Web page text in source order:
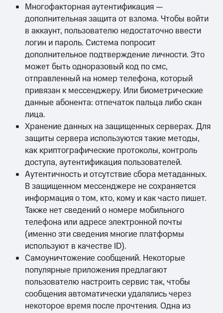
Многофакторная аутентификация —
дополнительная защита от взлома. Чтобы войти
в аккаунт, пользователю недостаточно ввести
логин и пароль. Система попросит
дополнительное подтверждение личности. Это
может быть одноразовый код по смс,
отправленный на номер телефона, который
привязан к мессенджеру. Или биометрические
данные абонента: отпечаток пальца либо скан
лица.
Хранение данных на защищенных серверах. Для
защиты сервера используются такие методы,
как криптографические протоколы, контроль
доступа, аутентификация пользователей.
Аутентичность и отсутствие сбора метаданных.
В защищенном мессенджере не сохраняется
информация о том, кто, кому и как часто пишет.
Также нет сведений о номере мобильного
телефона или адресе электронной почты
(именно эти сведения многие платформы
используют в качестве ID).
Самоуничтожение сообщений. Некоторые
популярные приложения предлагают
пользователю настроить сервис так, чтобы
сообщения автоматически удалялись через
некоторое время после прочтения. Одна из